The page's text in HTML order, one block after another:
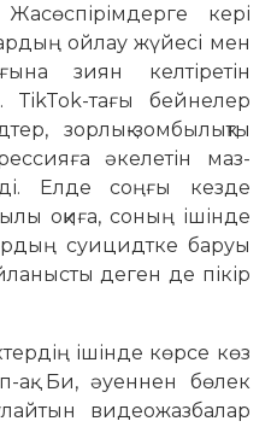
кері
ойлау жүйесі мен
зиян келтіретін
TikTok-тағы бейнелер
зорлық-зомбылықты
әкелетін маз­
Елде соңғы кезде
оқиға, соның ішінде
суи­цидтке баруы
деген де пікір
ішін­де көрсе көз
ақ. Би, әуеннен бөлек
видеожазбалар